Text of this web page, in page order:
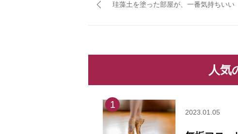
珪藻土を塗った部屋が、一番気持ちいい
人気
1
2023.01.05